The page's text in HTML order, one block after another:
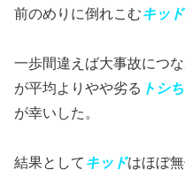
前のめりに倒れこむキッド
一歩間違えば大事故につ
が平均よりやや劣る トシ
が幸いした。
結果として キッドはほぼ無